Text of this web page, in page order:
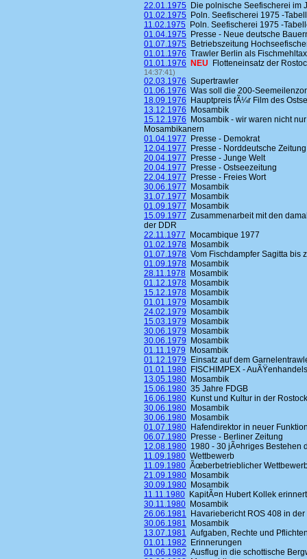
22.01.1975 Die polnische Seefischerei im
01.02.1975 Poln. Seefischerei 1975 -
11.02.1975 Poln. Seefischerei 1975 -
01.04.1975 Presse - Neue deutsche
01.07.1975 Betriebszeitung
01.01.1976 Trawler Berlin als
01.01.1976
NEU Flotteneinsatz der
14:37:41)
02.03.1976 Supertrawler
01.06.1976 Was soll die 200-
18.09.1976 Hauptpreis fÃ¼r Film des
13.12.1976 Mosambik
15.12.1976 Mosambik - wir waren nicht
Mosambikanern
01.04.1977 Presse - Demokrat
12.04.1977 Presse - Norddeutsche Zeitung
20.04.1977 Presse - Junge Welt
20.04.1977 Presse - Ostseezeitung
22.04.1977 Presse - Freies Wort
30.06.1977 Mosambik
31.07.1977 Mosambik
01.09.1977 Mosambik
15.09.1977 Zusammenarbeit mit den
der DDR
22.11.1977 Mocambique 1977
01.02.1978 Mosambik
01.07.1978 Vom Fischdampfer Sagitta bis
01.09.1978 Mosambik
28.11.1978 Mosambik
01.12.1978 Mosambik
15.12.1978 Mosambik
01.01.1979 Mosambik
24.02.1979 Mosambik
15.03.1979 Mosambik
30.06.1979 Mosambik
30.06.1979 Mosambik
01.11.1979 Mosambik
01.12.1979 Einsatz auf dem
01.01.1980 FISCHIMPEX -
13.05.1980 Mosambik
15.06.1980 35 Jahre FDGB
16.06.1980 Kunst und Kultur in der
30.06.1980 Mosambik
30.06.1980 Mosambik
01.07.1980 Hafendirektor in neuer
06.07.1980 Presse - Berliner Zeitung
12.08.1980 1980 - 30 jÃ¤hriges Bestehen
11.09.1980 Wettbewerb
11.09.1980 Ãœberbetrieblicher
21.09.1980 Mosambik
30.09.1980 Mosambik
11.11.1980 KapitÃ¤n Hubert Kollek
30.11.1980 Mosambik
26.06.1981 Havariebericht ROS 408 in
30.06.1981 Mosambik
13.07.1981 Aufgaben, Rechte und
01.01.1982 Erinnerungen
01.06.1982 Ausflug in die schottische